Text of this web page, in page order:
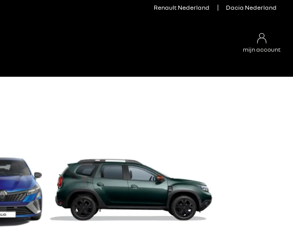
Renault Nederland Dacia Nederland
mijn account